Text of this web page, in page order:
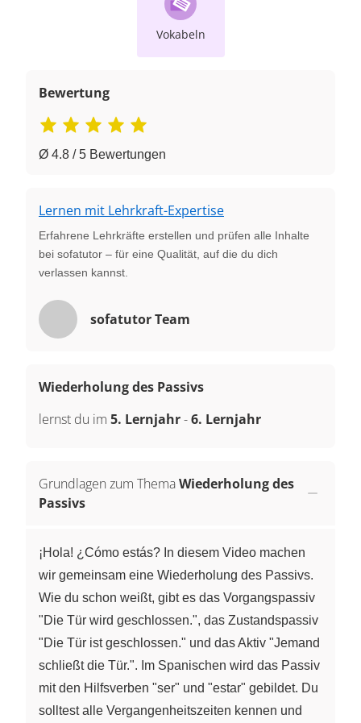
Vokabeln
Bewertung
Ø 4.8 / 5 Bewertungen
Lernen mit Lehrkraft-Expertise
Erfahrene Lehrkräfte erstellen und prüfen alle Inhalte
bei sofatutor – für eine Qualität, auf die du dich
verlassen kannst.
sofatutor Team
Wiederholung des Passivs
lernst du im 5. Lernjahr-6. Lernjahr
Grundlagen zum ThemaWiederholung des
Passivs
¡Hola! ¿Cómo estás? In diesem Video machen
wir gemeinsam eine Wiederholung des Passivs.
Wie du schon weißt, gibt es das Vorgangspassiv
"Die Tür wird geschlossen.", das Zustandspassiv
"Die Tür ist geschlossen." und das Aktiv "Jemand
schließt die Tür.". Im Spanischen wird das Passiv
mit den Hilfsverben "ser" und "estar" gebildet. Du
solltest alle Vergangenheitszeiten kennen und